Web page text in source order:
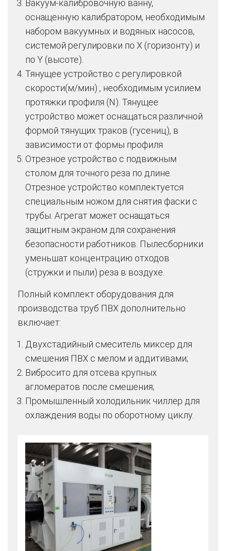
Вакуум-калибровочную ванну,
оснащенную калибратором, необходимым
набором вакуумных и водяных насосов,
системой регулировки по X (горизонту) и
по Y (высоте).
Тянущее устройство с регулировкой
скорости(м/мин) , необходимым усилием
протяжки профиля (N). Тянущее
устройство может оснащаться различной
формой тянущих траков (гусениц), в
зависимости от формы профиля
Отрезное устройство с подвижным
столом для точного реза по длине.
Отрезное устройство комплектуется
специальным ножом для снятия фаски с
трубы. Агрегат может оснащаться
защитным экраном для сохранения
безопасности работников. Пылесборники
уменьшат концентрацию отходов
(стружки и пыли) реза в воздухе.
Полный комплект оборудования для
производства труб ПВХ дополнительно
включает:
Двухстадийный смеситель миксер для
смешения ПВХ с мелом и аддитивами;
Вибросито для отсева крупных
агломератов после смешения;
Промышленный холодильник чиллер для
охлаждения воды по оборотному циклу.